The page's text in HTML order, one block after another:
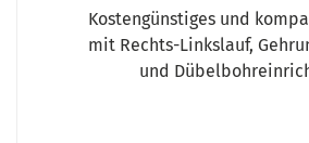
Kostengünstiges und
mit Rechts-Linkslauf,
und